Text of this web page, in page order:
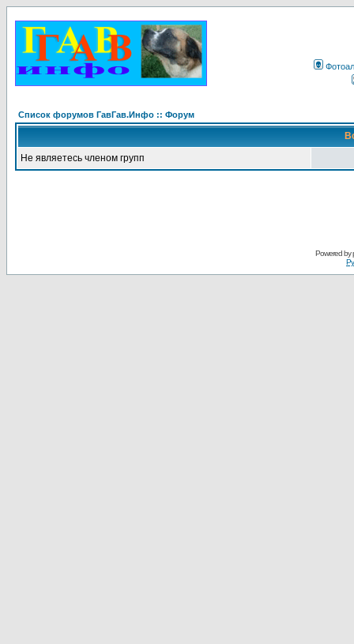
Список форумов ГавГав.Инфо :: Форум
Не являетесь членом групп
Powered by